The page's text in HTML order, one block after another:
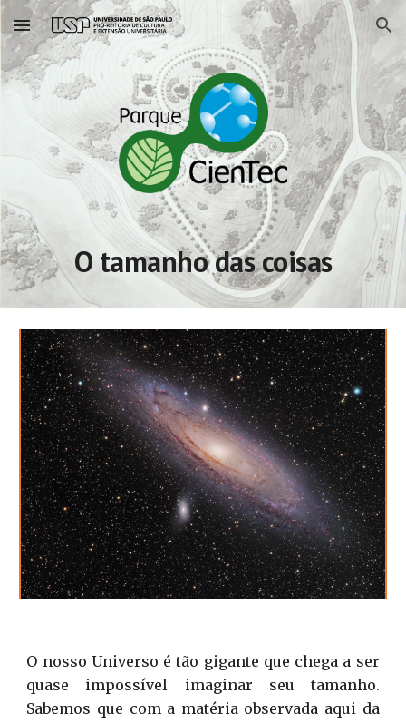
Skip to main content Skip to navigation
O tamanho das coisas
O nosso Universo é tão gigante que chega a ser
quase impossível imaginar seu tamanho.
Sabemos que com a matéria observada aqui da